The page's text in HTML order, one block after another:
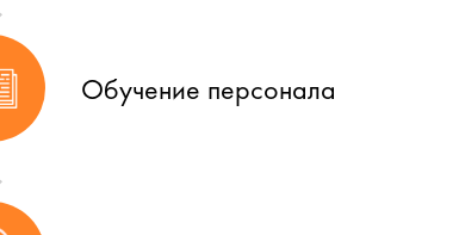
Обучение персонала